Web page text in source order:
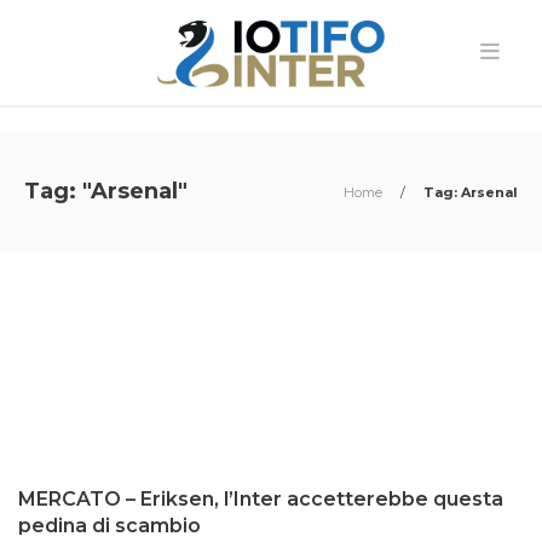
Tag: "Arsenal" Home / Tag: Arsenal
MERCATO – Eriksen, l’Inter accetterebbe questa
pedina di scambio